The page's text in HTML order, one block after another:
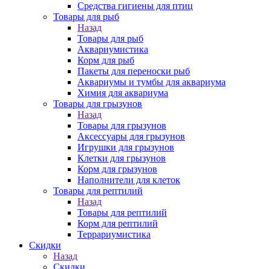
Средства гигиены для птиц
Товары для рыб
Назад
Товары для рыб
Аквариумистика
Корм для рыб
Пакеты для переноски рыб
Аквариумы и тумбы для аквариума
Химия для аквариума
Товары для грызунов
Назад
Товары для грызунов
Аксессуары для грызунов
Игрушки для грызунов
Клетки для грызунов
Корм для грызунов
Наполнители для клеток
Товары для рептилий
Назад
Товары для рептилий
Корм для рептилий
Террариумистика
Скидки
Назад
Скидки